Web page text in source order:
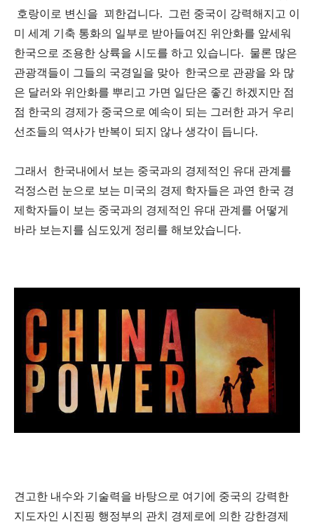
호랑이로 변신을 꾀한겁니다. 그런 중국이 강력해지고 이
미 세계 기축 통화의 일부로 받아들여진 위안화를 앞세워
한국으로 조용한 상륙을 시도를 하고 있습니다. 물론 많은
관광객들이 그들의 국경일을 맞아 한국으로 관광을 와 많
은 달러와 위안화를 뿌리고 가면 일단은 좋긴 하겠지만 점
점 한국의 경제가 중국으로 예속이 되는 그러한 과거 우리
선조들의 역사가 반복이 되지 않나 생각이 듭니다.
그래서 한국내에서 보는 중국과의 경제적인 유대 관계를
걱정스런 눈으로 보는 미국의 경제 학자들은 과연 한국 경
제학자들이 보는 중국과의 경제적인 유대 관계를 어떻게
바라 보는지를 심도있게 정리를 해보았습니다.
견고한 내수와 기술력을 바탕으로 여기에 중국의 강력한
지도자인 시진핑 행정부의 관치 경제로에 의한 강한경제